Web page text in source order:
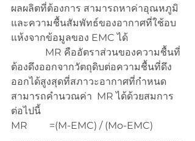
ผลผลิตที่ต้องการ สามารถหาค่าอุณหภูมิ
และความชื้นสัมพัทธ์ของอากาศที่ใช้อบ
แห้งจากข้อมูลของ EMC ได้
MR คืออัตราส่วนของความชื้นที่
ต้องดึงออกจากวัตถุดิบต่อความชื้นที่ดึง
ออกได้สูงสุดที่สภาวะอากาศที่กำหนด
สามารถคำนวณค่า  MR ได้ด้วยสมการ
ต่อไปนี้
MR         =(M-EMC) / (Mo-EMC)